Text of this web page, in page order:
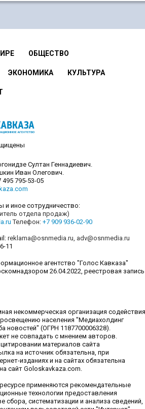
ОБЩЕСТВО
ЭКОНОМИКА КУЛЬТУРА
Султан Геннадиевич.
Иван Олегович.
795-53-05
и иное сотрудничество:
отдела продаж)
Телефон: +7 909 936-02-90
reklama@osnmedia.ru, adv@osnmedia.ru
11
агентство "Голос Кавказа"
26.04.2022, реестровая запись
некоммерческая организация содействия
населения "Медиахолдинг
новостей" (ОГРН 1187700006328).
не совпадать с мнением авторов.
материалов сайта
на источник обязательна, при
изданиях и на сайтах обязательна
сайт Goloskavkaza.com.
применяются рекомендательные
технологии предоставления
сбора, систематизации и анализа сведений,